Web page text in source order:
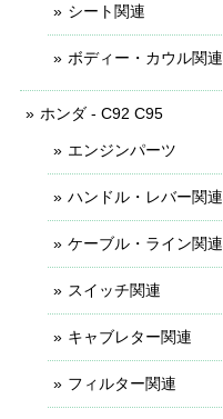
シート関連
ボディー・カウル関連
ホンダ - C92 C95
エンジンパーツ
ハンドル・レバー関連
ケーブル・ライン関連
スイッチ関連
キャブレター関連
フィルター関連